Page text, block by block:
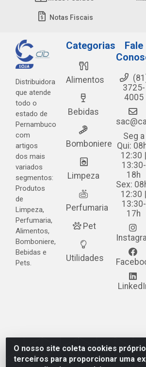
O nosso site coleta cookies
terceiros para proporcionar uma
Notas Fiscais
Distribuidora
que atende
todo o
estado de
Pernambuco
com
artigos
dos mais
variados
segmentos:
Produtos
de
Limpeza,
Perfumaria,
Alimentos,
Bomboniere,
Bebidas e
Pets.
Categorias
Alimentos
Bebidas
Bomboniere
Limpeza
Perfumaria
Pet
Utilidades
Fale
3725-
4005
Seg a
Qui:
12:30 |
13:30-
18h
Sex:
12:30 |
13:30-
17h
Cardeal Distribuidora - Estrada Alto do
do Moura - Caruaru/PE - CEP